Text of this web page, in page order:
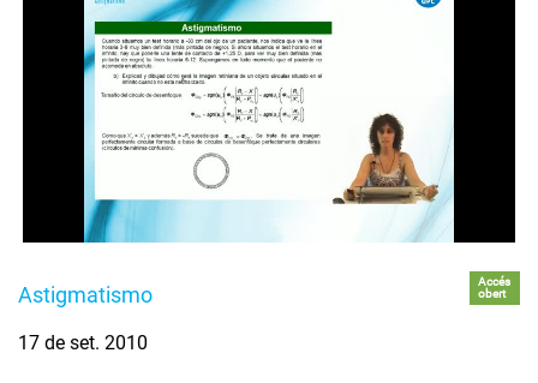
Astigmatismo
Accés
obert
17 de set. 2010